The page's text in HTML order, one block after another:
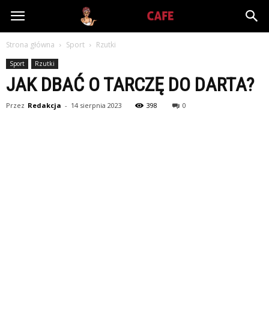
Babiniec-
Strona główna Sport Rzutki
Sport Rzutki
JAK DBAĆ O TARCZĘ DO DARTA?
Przez Redakcja - 14 sierpnia 2023 398 0